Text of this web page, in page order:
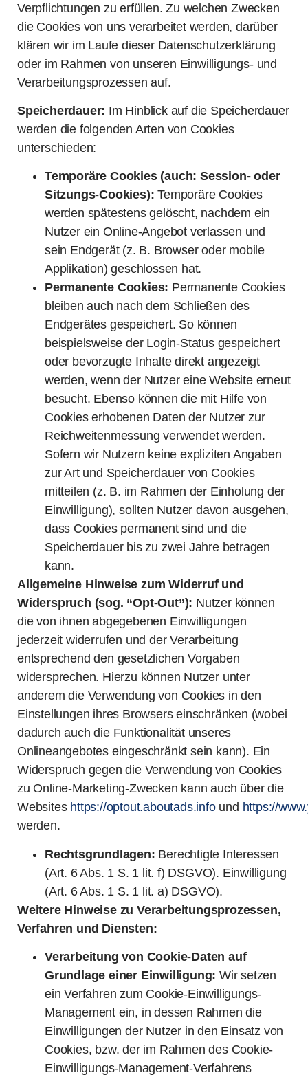
Verpflichtungen zu erfüllen. Zu welchen Zwecken
die Cookies von uns verarbeitet werden, darüber
klären wir im Laufe dieser Datenschutzerklärung
oder im Rahmen von unseren Einwilligungs- und
Verarbeitungsprozessen auf.
Speicherdauer: Im Hinblick auf die Speicherdauer
werden die folgenden Arten von Cookies
unterschieden:
Temporäre Cookies (auch: Session- oder
Sitzungs-Cookies): Temporäre Cookies
werden spätestens gelöscht, nachdem ein
Nutzer ein Online-Angebot verlassen und
sein Endgerät (z. B. Browser oder mobile
Applikation) geschlossen hat.
Permanente Cookies: Permanente Cookies
bleiben auch nach dem Schließen des
Endgerätes gespeichert. So können
beispielsweise der Login-Status gespeichert
oder bevorzugte Inhalte direkt angezeigt
werden, wenn der Nutzer eine Website erneut
besucht. Ebenso können die mit Hilfe von
Cookies erhobenen Daten der Nutzer zur
Reichweitenmessung verwendet werden.
Sofern wir Nutzern keine expliziten Angaben
zur Art und Speicherdauer von Cookies
mitteilen (z. B. im Rahmen der Einholung der
Einwilligung), sollten Nutzer davon ausgehen,
dass Cookies permanent sind und die
Speicherdauer bis zu zwei Jahre betragen
kann.
Allgemeine Hinweise zum Widerruf und
Widerspruch (sog. “Opt-Out”): Nutzer können
die von ihnen abgegebenen Einwilligungen
jederzeit widerrufen und der Verarbeitung
entsprechend den gesetzlichen Vorgaben
widersprechen. Hierzu können Nutzer unter
anderem die Verwendung von Cookies in den
Einstellungen ihres Browsers einschränken (wobei
dadurch auch die Funktionalität unseres
Onlineangebotes eingeschränkt sein kann). Ein
Widerspruch gegen die Verwendung von Cookies
zu Online-Marketing-Zwecken kann auch über die
Websites https://optout.aboutads.infound https://
werden.
Rechtsgrundlagen: Berechtigte Interessen
(Art. 6 Abs. 1 S. 1 lit. f) DSGVO). Einwilligung
(Art. 6 Abs. 1 S. 1 lit. a) DSGVO).
Weitere Hinweise zu Verarbeitungsprozessen,
Verfahren und Diensten:
Verarbeitung von Cookie-Daten auf
Grundlage einer Einwilligung:Wir setzen
ein Verfahren zum Cookie-Einwilligungs-
Management ein, in dessen Rahmen die
Einwilligungen der Nutzer in den Einsatz von
Cookies, bzw. der im Rahmen des Cookie-
Einwilligungs-Management-Verfahrens